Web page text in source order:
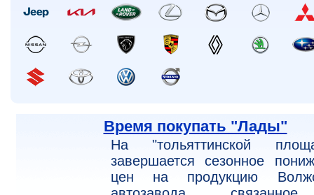
Время покупать "Лады"
На "тольяттинской
завершается сезонное
цен на продукцию